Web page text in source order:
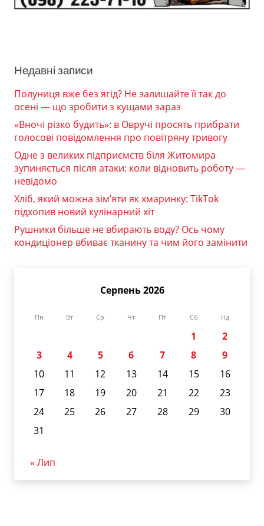
Недавні записи
Полуниця вже без ягід? Не залишайте її так до
осені — що зробити з кущами зараз
«Вночі різко будить»: в Овручі просять прибрати
голосові повідомлення про повітряну тривогу
Одне з великих підприємств біля Житомира
зупиняється після атаки: коли відновить роботу —
невідомо
Хліб, який можна зім’яти як хмаринку: TikTok
підхопив новий кулінарний хіт
Рушники більше не вбирають воду? Ось чому
кондиціонер вбиває тканину та чим його замінити
Серпень 2026
Пн Вт Ср Чт Пт Сб Нд
1
2
3
4 5 6 7 8
9
10
11 12 13 14 15
16
17
18 19 20 21 22
23
24
25 26 27 28 29
30
31
« Лип